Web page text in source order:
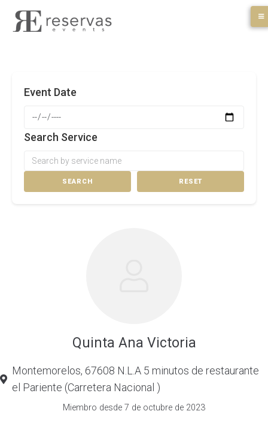
Event Date
Search Service
SEARCH RESET
Quinta Ana Victoria
Montemorelos, 67608 N.L.A 5 minutos de restaurante
el Pariente (Carretera Nacional )
Miembro desde 7 de octubre de 2023